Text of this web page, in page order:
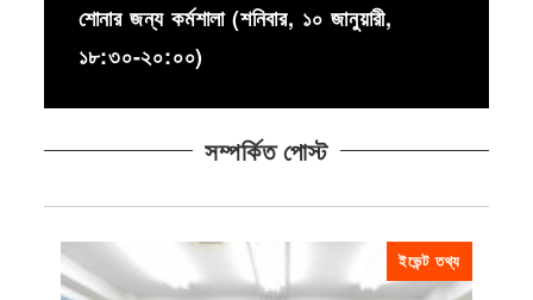
শোনার জন্য কর্মশালা (শনিবার, ১০ জানুয়ারী,
১৮:৩০-২০:০০)
সম্পর্কিত পোস্ট
ইভেন্ট তথ্য